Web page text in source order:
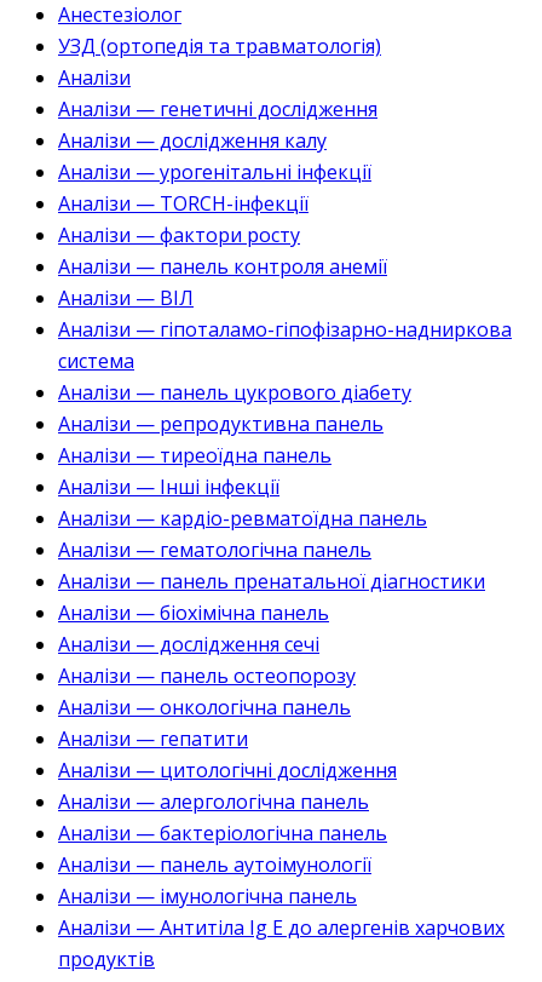
Анестезіолог
УЗД (ортопедія та травматологія)
Аналізи
Аналізи — генетичні дослідження
Аналізи — дослідження калу
Аналізи — урогенітальні інфекції
Аналізи — TORCH-інфекції
Аналізи — фактори росту
Аналізи — панель контроля анемії
Аналізи — ВІЛ
Аналізи — гіпоталамо-гіпофізарно-надниркова
система
Аналізи — панель цукрового діабету
Аналізи — репродуктивна панель
Аналізи — тиреоїдна панель
Аналізи — Інші інфекції
Аналізи — кардіо-ревматоїдна панель
Аналізи — гематологічна панель
Аналізи — панель пренатальної діагностики
Аналізи — біохімічна панель
Аналізи — дослідження сечі
Аналізи — панель остеопорозу
Аналізи — онкологічна панель
Аналізи — гепатити
Аналізи — цитологічні дослідження
Аналізи — алергологічна панель
Аналізи — бактеріологічна панель
Аналізи — панель аутоімунології
Аналізи — імунологічна панель
Аналізи — Антитіла Ig E до алергенів харчових
продуктів